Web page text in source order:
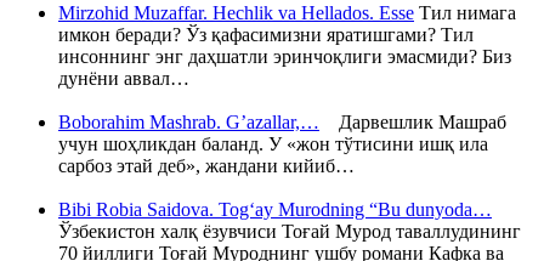
Mirzohid Muzaffar. Hechlik va Hellados. Esse Тил нимага
имкон беради? Ўз қафасимизни яратишгами? Тил
инсоннинг энг даҳшатли эринчоқлиги эмасмиди? Биз
дунёни аввал…
Boborahim Mashrab. G’azallar,… Дарвешлик Машраб
учун шоҳликдан баланд. У «жон тўтисини ишқ ила
сарбоз этай деб», жандани кийиб…
Bibi Robia Saidova. Tog‘ay Murodning “Bu dunyoda…
Ўзбекистон халқ ёзувчиси Тоғай Мурод таваллудининг
70 йиллиги Тоғай Муроднинг ушбу романи Кафка ва